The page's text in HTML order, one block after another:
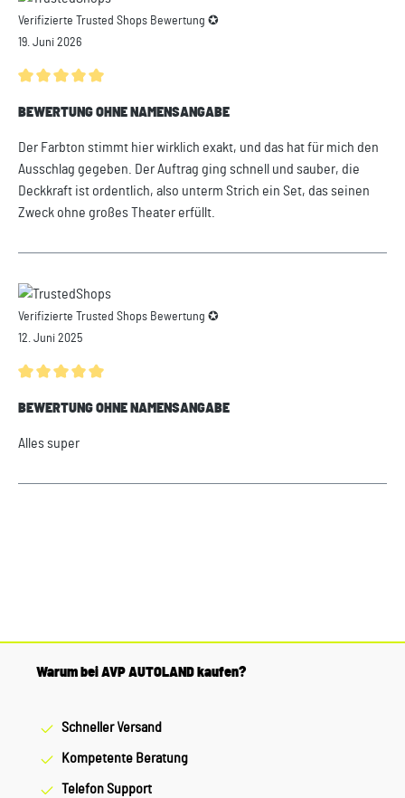
Verifizierte Trusted Shops Bewertung ✪
19. Juni 2026
BEWERTUNG OHNE NAMENSANGABE
Der Farbton stimmt hier wirklich exakt, und das hat für mich den
Ausschlag gegeben. Der Auftrag ging schnell und sauber, die
Deckkraft ist ordentlich, also unterm Strich ein Set, das seinen
Zweck ohne großes Theater erfüllt.
Verifizierte Trusted Shops Bewertung ✪
12. Juni 2025
BEWERTUNG OHNE NAMENSANGABE
Alles super
Warum bei AVP AUTOLAND kaufen?
Schneller Versand
Kompetente Beratung
Telefon Support